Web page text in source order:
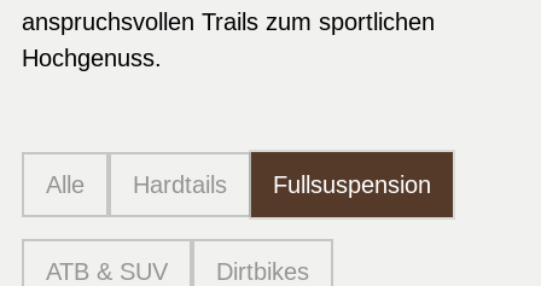
anspruchsvollen Trails zum sportlichen
Hochgenuss.
Alle Hardtails Fullsuspension
ATB & SUV Dirtbikes